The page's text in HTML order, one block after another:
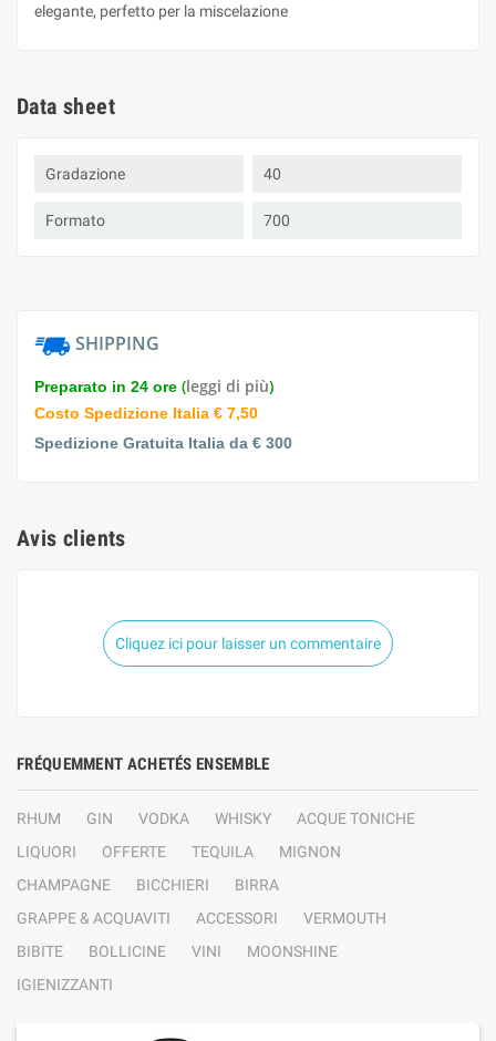
elegante, perfetto per la miscelazione
Data sheet
Gradazione 40
Formato 700
SHIPPING
Preparato in 24 ore (leggi di più)
Costo Spedizione Italia € 7,50
Spedizione Gratuita Italia da € 300
Avis clients
Cliquez ici pour laisser un commentaire
FRÉQUEMMENT ACHETÉS ENSEMBLE
RHUM GIN VODKA WHISKY
ACQUE TONICHE
LIQUORI
OFFERTE TEQUILA
MIGNON
CHAMPAGNE
BICCHIERI
BIRRA
GRAPPE & ACQUAVITI
ACCESSORI
VERMOUTH
BIBITE
BOLLICINE VINI
MOONSHINE
IGIENIZZANTI